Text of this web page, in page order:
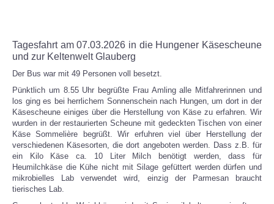
Tagesfahrt am 07.03.2026 in die Hungener Käsescheune
und zur Keltenwelt Glauberg
Der Bus war mit 49 Personen voll besetzt.
Pünktlich um 8.55 Uhr begrüßte Frau Amling alle Mitfahrerinnen und
los ging es bei herrlichem Sonnenschein nach Hungen, um dort in der
Käsescheune einiges über die Herstellung von Käse zu erfahren. Wir
wurden in der restaurierten Scheune mit gedeckten Tischen von einer
Käse Sommelière begrüßt. Wir erfuhren viel über Herstellung der
verschiedenen Käsesorten, die dort angeboten werden. Dass z.B. für
ein Kilo Käse ca. 10 Liter Milch benötigt werden, dass für
Heumilchkäse die Kühe nicht mit Silage gefüttert werden dürfen und
mikrobielles Lab verwendet wird, einzig der Parmesan braucht
tierisches Lab.